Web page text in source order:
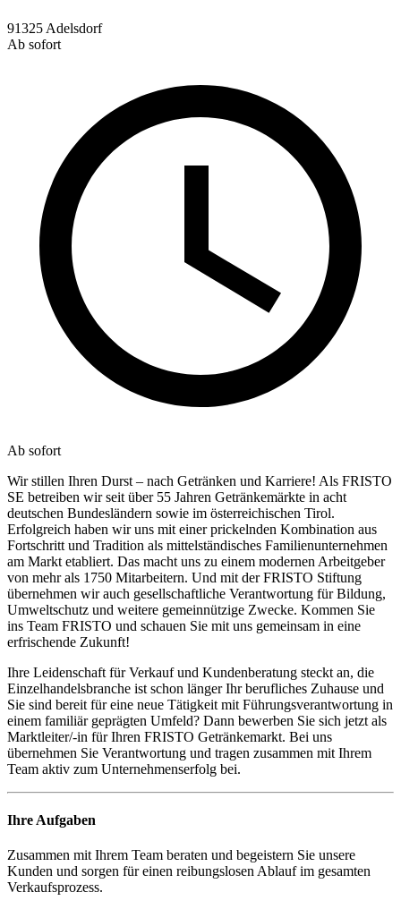
91325 Adelsdorf
Ab sofort
Ab sofort
Wir stillen Ihren Durst – nach Getränken und Karriere! Als FRISTO
SE betreiben wir seit über 55 Jahren Getränkemärkte in acht
deutschen Bundesländern sowie im österreichischen Tirol.
Erfolgreich haben wir uns mit einer prickelnden Kombination aus
Fortschritt und Tradition als mittelständisches Familienunternehmen
am Markt etabliert. Das macht uns zu einem modernen Arbeitgeber
von mehr als 1750 Mitarbeitern. Und mit der FRISTO Stiftung
übernehmen wir auch gesellschaftliche Verantwortung für Bildung,
Umweltschutz und weitere gemeinnützige Zwecke. Kommen Sie
ins Team FRISTO und schauen Sie mit uns gemeinsam in eine
erfrischende Zukunft!
Ihre Leidenschaft für Verkauf und Kundenberatung steckt an, die
Einzelhandelsbranche ist schon länger Ihr berufliches Zuhause und
Sie sind bereit für eine neue Tätigkeit mit Führungsverantwortung in
einem familiär geprägten Umfeld? Dann bewerben Sie sich jetzt als
Marktleiter/-in für Ihren FRISTO Getränkemarkt. Bei uns
übernehmen Sie Verantwortung und tragen zusammen mit Ihrem
Team aktiv zum Unternehmenserfolg bei.
Ihre Aufgaben
Zusammen mit Ihrem Team beraten und begeistern Sie unsere
Kunden und sorgen für einen reibungslosen Ablauf im gesamten
Verkaufsprozess.